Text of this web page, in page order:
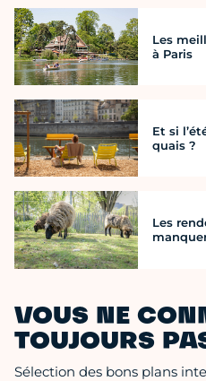
Les
à Paris
Et si
quais ?
Les
VOUS NE
TOUJOURS
Sélection des bons plans